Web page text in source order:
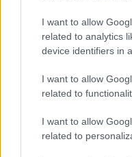
I want to allow
related to analytics
device identifiers in
I want to allow
related to
I want to allow
related to
Számos népszerű
UI 9 frissítésből – itt a
iPhone 18 bemutató
Az Android rejtett
Ez a rejtett Samsung